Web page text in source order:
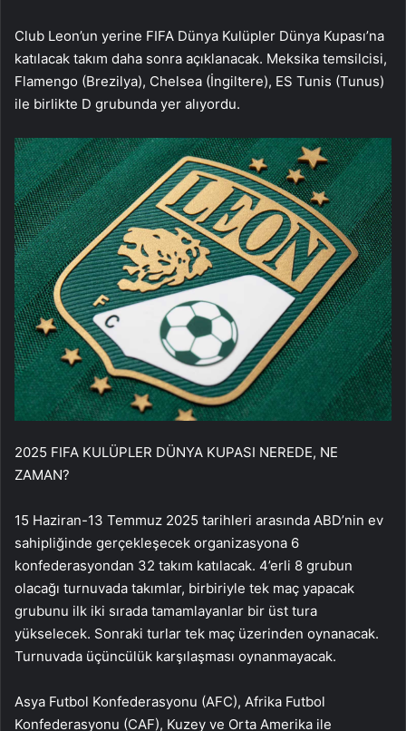
Club Leon’un yerine FIFA Dünya Kulüpler Dünya Kupası’na
katılacak takım daha sonra açıklanacak. Meksika temsilcisi,
Flamengo (Brezilya), Chelsea (İngiltere), ES Tunis (Tunus)
ile birlikte D grubunda yer alıyordu.
2025 FIFA KULÜPLER DÜNYA KUPASI NEREDE, NE
ZAMAN?
15 Haziran-13 Temmuz 2025 tarihleri arasında ABD’nin ev
sahipliğinde gerçekleşecek organizasyona 6
konfederasyondan 32 takım katılacak. 4’erli 8 grubun
olacağı turnuvada takımlar, birbiriyle tek maç yapacak
grubunu ilk iki sırada tamamlayanlar bir üst tura
yükselecek. Sonraki turlar tek maç üzerinden oynanacak.
Turnuvada üçüncülük karşılaşması oynanmayacak.
Asya Futbol Konfederasyonu (AFC), Afrika Futbol
Konfederasyonu (CAF), Kuzey ve Orta Amerika ile